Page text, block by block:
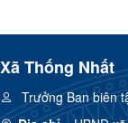
Xã Thống Nhất
Trưởng Ban biên